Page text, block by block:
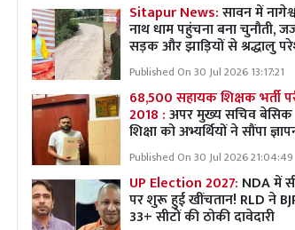
Sitapur News:सावन में
नाथ धाम पहुंचना बना चुनौती,
सड़क और झाड़ियों से श्रद्धालु
Published On 30 Jul 2026 13:17:21
68,500 सहायक शिक्षक भर्ती
2018 :अपर मुख्य सचिव बेसिक
शिक्षा को अभ्यर्थियों ने सौंपा
Published On 30 Jul 2026 21:04:49
UP Election 2027: NDA में
पर शुरू हुई खींचतान! RLD ने
33+ सीटों की ठोकी दावेदारी